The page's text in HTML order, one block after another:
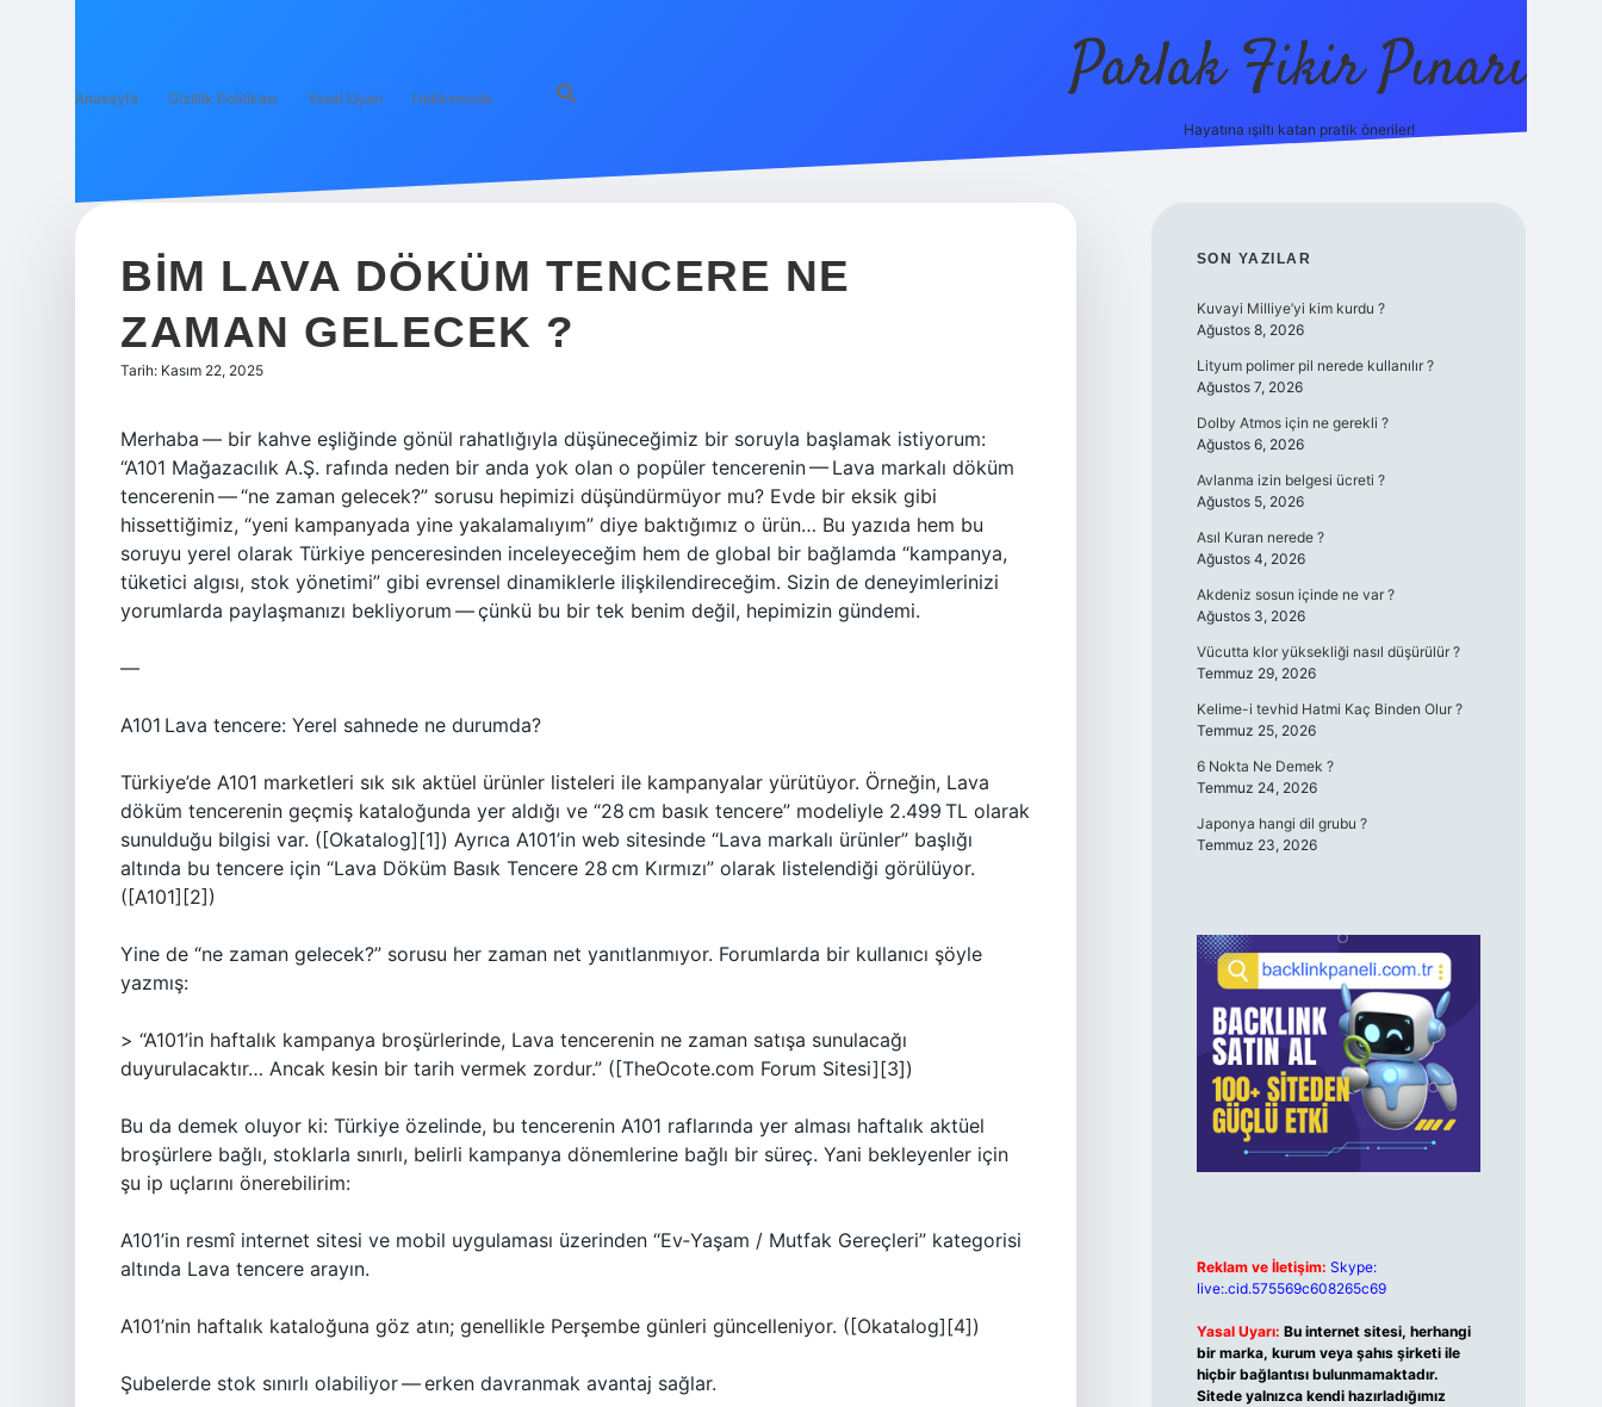
Anasayfa Gizlilik Politikası Yasal Uyarı Hakkımızda Parlak Fikir Pınarı
Hayatına ışıltı katan pratik öneriler!
BIM LAVA DÖKÜM TENCERE NE
ZAMAN GELECEK ?
Tarih: Kasım 22, 2025
Merhaba — bir kahve eşliğinde gönül rahatlığıyla düşüneceğimiz bir soruyla başlamak istiyorum:
“A101 Mağazacılık A.Ş. rafında neden bir anda yok olan o popüler tencerenin — Lava markalı döküm
tencerenin — “ne zaman gelecek?” sorusu hepimizi düşündürmüyor mu? Evde bir eksik gibi
hissettiğimiz, “yeni kampanyada yine yakalamalıyım” diye baktığımız o ürün… Bu yazıda hem bu
soruyu yerel olarak Türkiye penceresinden inceleyeceğim hem de global bir bağlamda “kampanya,
tüketici algısı, stok yönetimi” gibi evrensel dinamiklerle ilişkilendireceğim. Sizin de deneyimlerinizi
yorumlarda paylaşmanızı bekliyorum — çünkü bu bir tek benim değil, hepimizin gündemi.
—
A101 Lava tencere: Yerel sahnede ne durumda?
Türkiye’de A101 marketleri sık sık aktüel ürünler listeleri ile kampanyalar yürütüyor. Örneğin, Lava
döküm tencerenin geçmiş kataloğunda yer aldığı ve “28 cm basık tencere” modeliyle 2.499 TL olarak
sunulduğu bilgisi var. ([Okatalog][1]) Ayrıca A101’in web sitesinde “Lava markalı ürünler” başlığı
altında bu tencere için “Lava Döküm Basık Tencere 28 cm Kırmızı” olarak listelendiği görülüyor.
([A101][2])
Yine de “ne zaman gelecek?” sorusu her zaman net yanıtlanmıyor. Forumlarda bir kullanıcı şöyle
yazmış:
> “A101’in haftalık kampanya broşürlerinde, Lava tencerenin ne zaman satışa sunulacağı
duyurulacaktır… Ancak kesin bir tarih vermek zordur.” ([TheOcote.com Forum Sitesi][3])
Bu da demek oluyor ki: Türkiye özelinde, bu tencerenin A101 raflarında yer alması haftalık aktüel
broşürlere bağlı, stoklarla sınırlı, belirli kampanya dönemlerine bağlı bir süreç. Yani bekleyenler için
şu ip uçlarını önerebilirim:
A101’in resmî internet sitesi ve mobil uygulaması üzerinden “Ev‑Yaşam / Mutfak Gereçleri” kategorisi
altında Lava tencere arayın.
A101’nin haftalık kataloğuna göz atın; genellikle Perşembe günleri güncelleniyor. ([Okatalog][4])
Şubelerde stok sınırlı olabiliyor — erken davranmak avantaj sağlar.
SIDEBAR
SON YAZILAR
Kuvayi Milliye’yi kim kurdu ?
Ağustos 8, 2026
Lityum polimer pil nerede kullanılır ?
Ağustos 7, 2026
Dolby Atmos için ne gerekli ?
Ağustos 6, 2026
Avlanma izin belgesi ücreti ?
Ağustos 5, 2026
Asıl Kuran nerede ?
Ağustos 4, 2026
Akdeniz sosun içinde ne var ?
Ağustos 3, 2026
Vücutta klor yüksekliği nasıl düşürülür ?
Temmuz 29, 2026
Kelime-i tevhid Hatmi Kaç Binden Olur ?
Temmuz 25, 2026
6 Nokta Ne Demek ?
Temmuz 24, 2026
Japonya hangi dil grubu ?
Temmuz 23, 2026
Reklam ve İletişim: Skype:
live:.cid.575569c608265c69
Yasal Uyarı: Bu internet sitesi, herhangi
bir marka, kurum veya şahıs şirketi ile
hiçbir bağlantısı bulunmamaktadır.
Sitede yalnızca kendi hazırladığımız